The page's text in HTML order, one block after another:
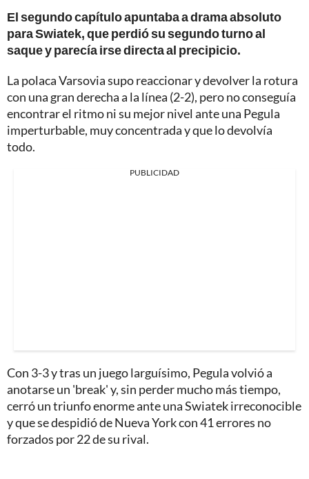
El segundo capítulo apuntaba a drama absoluto
para Swiatek, que perdió su segundo turno al
saque y parecía irse directa al precipicio.
La polaca Varsovia supo reaccionar y devolver la rotura
con una gran derecha a la línea (2-2), pero no conseguía
encontrar el ritmo ni su mejor nivel ante una Pegula
imperturbable, muy concentrada y que lo devolvía
todo.
PUBLICIDAD
Con 3-3 y tras un juego larguísimo, Pegula volvió a
anotarse un 'break' y, sin perder mucho más tiempo,
cerró un triunfo enorme ante una Swiatek irreconocible
y que se despidió de Nueva York con 41 errores no
forzados por 22 de su rival.